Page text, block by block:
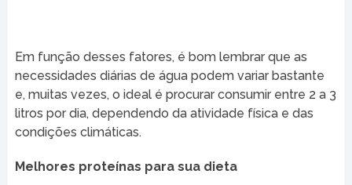
Em função desses fatores, é bom lembrar que as
necessidades diárias de água podem variar bastante
e, muitas vezes, o ideal é procurar consumir entre 2 a 3
litros por dia, dependendo da atividade física e das
condições climáticas.
Melhores proteínas para sua dieta